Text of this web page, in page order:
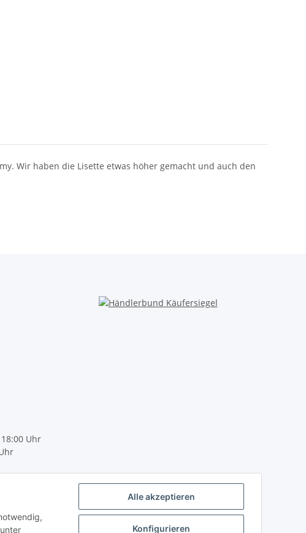
Alle akzeptieren
Konfigurieren
Wir haben die Lisette etwas höher gemacht und auch den
Uhr